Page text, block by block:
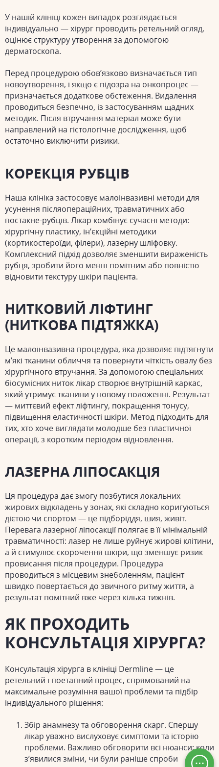
У нашій клініці кожен випадок розглядається
індивідуально — хірург проводить ретельний огляд,
оцінює структуру утворення за допомогою
дерматоскопа.
Перед процедурою обов’язково визначається тип
новоутворення, і якщо є підозра на онкопроцес —
призначається додаткове обстеження. Видалення
проводиться безпечно, із застосуванням щадних
методик. Після втручання матеріал може бути
направлений на гістологічне дослідження, щоб
остаточно виключити ризики.
КОРЕКЦІЯ РУБЦІВ
Наша клініка застосовує малоінвазивні методи для
усунення післяопераційних, травматичних або
постакне-рубців. Лікар комбінує сучасні методи:
хірургічну пластику, ін’єкційні методики
(кортикостероїди, філери), лазерну шліфовку.
Комплексний підхід дозволяє зменшити вираженість
рубця, зробити його менш помітним або повністю
відновити текстуру шкіри пацієнта.
НИТКОВИЙ ЛІФТИНГ
(НИТКОВА ПІДТЯЖКА)
Це малоінвазивна процедура, яка дозволяє підтягнути
м’які тканини обличчя та повернути чіткість овалу без
хірургічного втручання. За допомогою спеціальних
біосумісних ниток лікар створює внутрішній каркас,
який утримує тканини у новому положенні. Результат
— миттєвий ефект ліфтингу, покращення тонусу,
підвищення еластичності шкіри. Метод підходить для
тих, хто хоче виглядати молодше без пластичної
операції, з коротким періодом відновлення.
ЛАЗЕРНА ЛІПОСАКЦІЯ
Ця процедура дає змогу позбутися локальних
жирових відкладень у зонах, які складно коригуються
дієтою чи спортом — це підборіддя, шия, живіт.
Перевага лазерної ліпосакції полягає в її мінімальній
травматичності: лазер не лише руйнує жирові клітини,
а й стимулює скорочення шкіри, що зменшує ризик
провисання після процедури. Процедура
проводиться з місцевим знеболенням, пацієнт
швидко повертається до звичного ритму життя, а
результат помітний вже через кілька тижнів.
ЯК ПРОХОДИТЬ
КОНСУЛЬТАЦІЯ ХІРУРГА?
Консультація хірурга в клініці Dermline — це
ретельний і поетапний процес, спрямований на
максимальне розуміння вашої проблеми та підбір
індивідуального рішення:
Збір анамнезу та обговорення скарг. Спершу
лікар уважно вислуховує симптоми та історію
проблеми. Важливо обговорити всі нюанси: коли
з’явилися зміни, чи були раніше спроби